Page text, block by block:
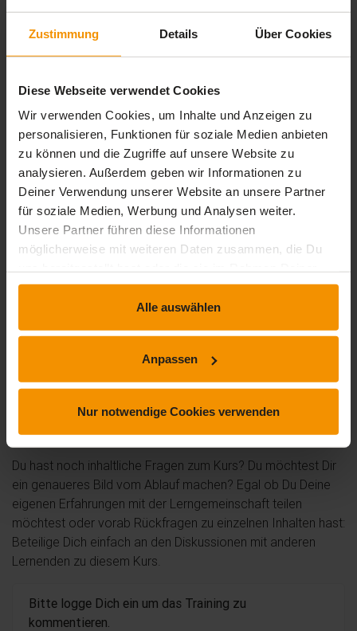
Zustimmung Details Über Cookies
Diese Webseite verwendet Cookies
Wir verwenden Cookies, um Inhalte und Anzeigen zu
personalisieren, Funktionen für soziale Medien anbieten
zu können und die Zugriffe auf unsere Website zu
analysieren. Außerdem geben wir Informationen zu
Deiner Verwendung unserer Website an unsere Partner
für soziale Medien, Werbung und Analysen weiter.
Unsere Partner führen diese Informationen
möglicherweise mit weiteren Daten zusammen, die Du
Nutzung der Dienste gesammelt haben.
Alle auswählen
Anpassen
Nur notwendige Cookies verwenden
4stars: 1
Bewertungen
3 stars: 0
Bewertungen
2 stars: 0
Bewertungen
1stars: 0
Bewertungen
Rezensionen
star_border
Kommentare und Fragen zum Kurs
Du hast noch inhaltliche Fragen zum Kurs? Du möchtest Dir
ein genaueres Bild vom Ablauf machen? Egal ob Du Deine
eigenen Erfahrungen mit der Lerngemeinschaft teilen
möchtest oder vorab Rückfragen zu einzelnen Inhalten hast:
Beteilige Dich einfach an den Diskussionen mit anderen
Lernenden zu diesem Kurs.
Bitte logge Dich ein um das Training zu
kommentieren.